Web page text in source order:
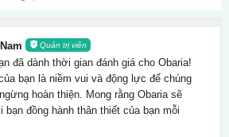
Quản trị viên
đã dành thời gian đánh giá cho Obaria!
bạn là niềm vui và động lực để chúng
hoàn thiện. Mong rằng Obaria sẽ
bạn đồng hành thân thiết của bạn mỗi